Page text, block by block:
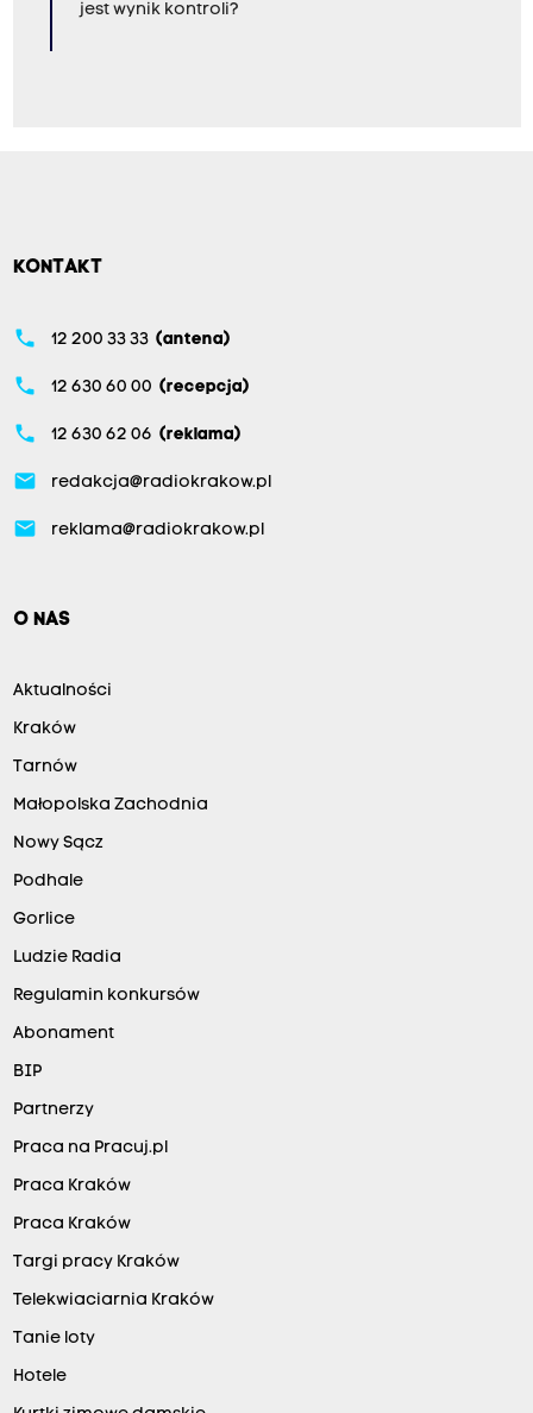
jest wynik kontroli?
KONTAKT
phone 12 200 33 33 (antena)
phone 12 630 60 00 (recepcja)
phone 12 630 62 06 (reklama)
email redakcja@radiokrakow.pl
email reklama@radiokrakow.pl
O NAS
Aktualności
Kraków
Tarnów
Małopolska Zachodnia
Nowy Sącz
Podhale
Gorlice
Ludzie Radia
Regulamin konkursów
Abonament
BIP
Partnerzy
Praca na Pracuj.pl
Praca Kraków
Praca Kraków
Targi pracy Kraków
Telekwiaciarnia Kraków
Tanie loty
Hotele